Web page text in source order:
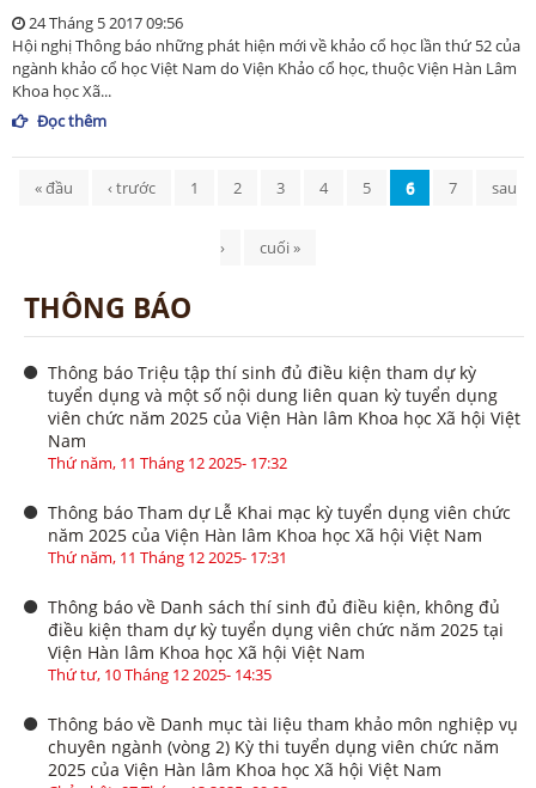
24 Tháng 5 2017 09:56
Hội nghị Thông báo những phát hiện mới về khảo cổ học lần thứ 52 của
ngành khảo cổ học Việt Nam do Viện Khảo cổ học, thuộc Viện Hàn Lâm
Khoa học Xã...
Đọc thêm
Trang
« đầu ‹ trước 1 2 3 4 5 6 7 sau
› cuối »
THÔNG BÁO
Thông báo Triệu tập thí sinh đủ điều kiện tham dự kỳ
tuyển dụng và một số nội dung liên quan kỳ tuyển dụng
viên chức năm 2025 của Viện Hàn lâm Khoa học Xã hội Việt
Nam
Thứ năm, 11 Tháng 12 2025- 17:32
Thông báo Tham dự Lễ Khai mạc kỳ tuyển dụng viên chức
năm 2025 của Viện Hàn lâm Khoa học Xã hội Việt Nam
Thứ năm, 11 Tháng 12 2025- 17:31
Thông báo về Danh sách thí sinh đủ điều kiện, không đủ
điều kiện tham dự kỳ tuyển dụng viên chức năm 2025 tại
Viện Hàn lâm Khoa học Xã hội Việt Nam
Thứ tư, 10 Tháng 12 2025- 14:35
Thông báo về Danh mục tài liệu tham khảo môn nghiệp vụ
chuyên ngành (vòng 2) Kỳ thi tuyển dụng viên chức năm
2025 của Viện Hàn lâm Khoa học Xã hội Việt Nam